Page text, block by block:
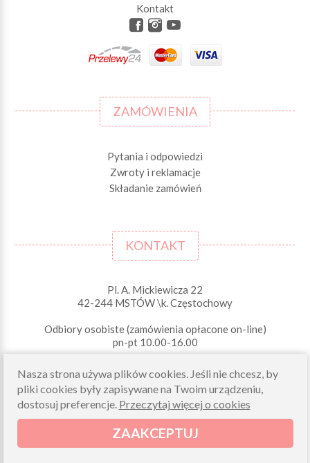
Kontakt
ZAMÓWIENIA
Pytania i odpowiedzi
Zwroty i reklamacje
Składanie zamówień
KONTAKT
Pl. A. Mickiewicza 22
42-244 MSTÓW \k. Częstochowy
Odbiory osobiste (zamówienia opłacone on-line)
pn-pt 10.00-16.00
+48 34 506 50 60
+48 34 506 50 70
NIP 573 262 56 01
Nasza strona używa plików cookies. Jeśli nie chcesz, by
pliki cookies były zapisywane na Twoim urządzeniu,
dostosuj preferencje. Przeczytaj więcej o cookies
ZAAKCEPTUJ